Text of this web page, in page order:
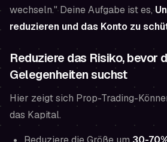
wechseln." Deine Aufgabe ist es,
reduzieren und das Konto zu
Reduziere das Risiko, bevor
Gelegenheiten suchst
Hier zeigt sich Prop-Trading-
das Kapital.